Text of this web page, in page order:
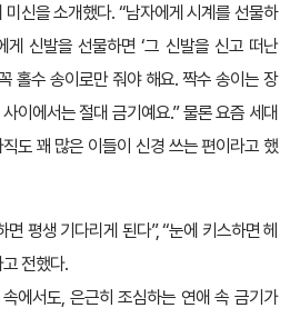
신을 소개했다. “남자에게 시계를 선물하
게 신발을 선물하면 ‘그 신발을 신고 떠난
홀수 송이로만 줘야 해요. 짝수 송이는 장
이에서는 절대 금기예요.” 물론 요즘 세대
도 꽤 많은 이들이 신경 쓰는 편이라고 했
평생 기다리게 된다”, “눈에 키스하면 헤
전했다.
에서도, 은근히 조심하는 연애 속 금기가